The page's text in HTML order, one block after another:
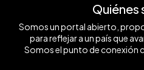
Quiénes
Somos un portal abierto,
para reflejar a un país que
Somos el punto de conexión